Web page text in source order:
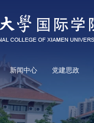
新闻中心 党建思政